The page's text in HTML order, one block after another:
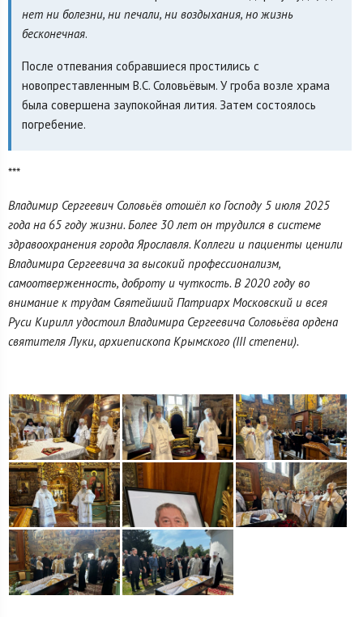
нет ни болезни, ни печали, ни воздыхания, но жизнь
бесконечная.
После отпевания собравшиеся простились с
новопреставленным В.С. Соловьёвым. У гроба возле храма
была совершена заупокойная лития. Затем состоялось
погребение.
***
Владимир Сергеевич Соловьёв отошёл ко Господу 5 июля 2025
года на 65 году жизни. Более 30 лет он трудился в системе
здравоохранения города Ярославля. Коллеги и пациенты ценили
Владимира Сергеевича за высокий профессионализм,
самоотверженность, доброту и чуткость. В 2020 году во
внимание к трудам Святейший Патриарх Московский и всея
Руси Кирилл удостоил Владимира Сергеевича Соловьёва ордена
святителя Луки, архиепископа Крымского (III степени).